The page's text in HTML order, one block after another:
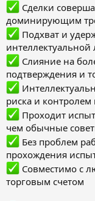
Сделки
доминирующим
Подхват и
интеллектуальной
Слияние на
подтверждения и
риска и контролем
Проходит
чем обычные
Без проблем
прохождения
Совместимо с
торговым счетом